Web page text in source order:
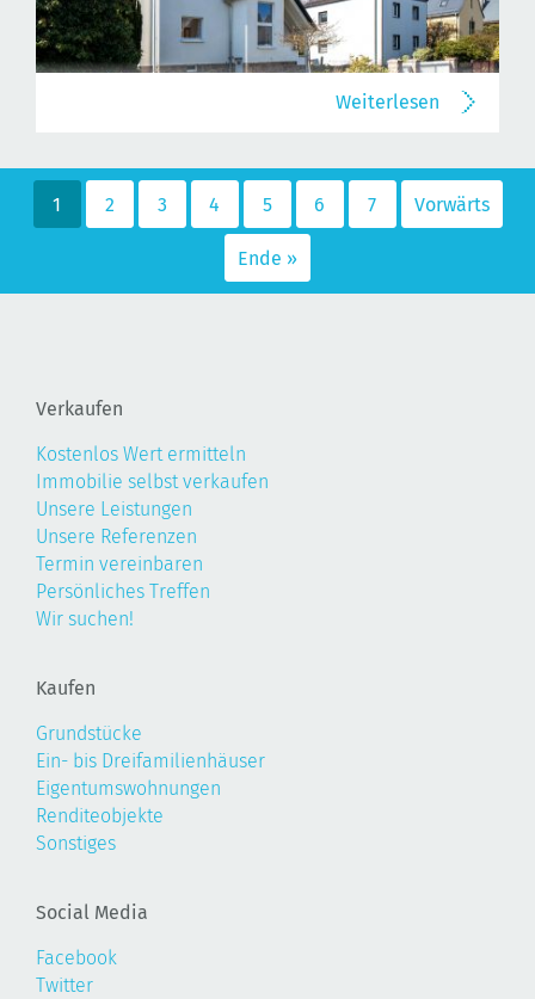
Weiterlesen
1 2 3 4 5 6 7 Vorwärts
Ende »
Verkaufen
Kostenlos Wert ermitteln
Immobilie selbst verkaufen
Unsere Leistungen
Unsere Referenzen
Termin vereinbaren
Persönliches Treffen
Wir suchen!
Kaufen
Grundstücke
Ein- bis Dreifamilienhäuser
Eigentumswohnungen
Renditeobjekte
Sonstiges
Social Media
Facebook
Twitter